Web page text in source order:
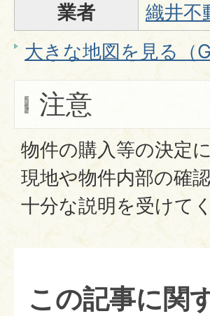
業者
織井不
大きな地図を見る（
注意
物件の購入等の決定
現地や物件内部の確
十分な説明を受けて
この記事に関